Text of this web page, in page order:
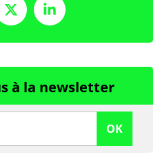
à la newsletter
OK